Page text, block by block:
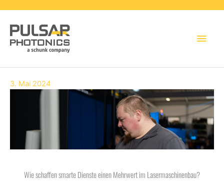
3. Mai 2024
Wie schaffen smarte Dienste einen Mehrwert im Lasermaschinenbau?